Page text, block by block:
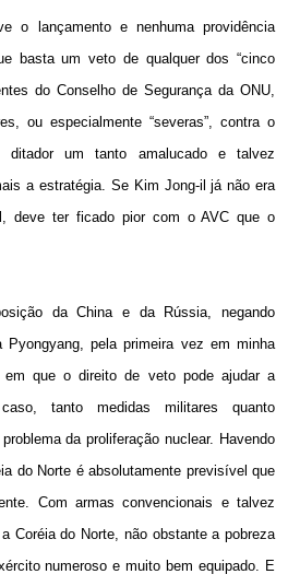
o lançamento e nenhuma providência
basta um veto de qualquer dos “cinco
do Conselho de Segurança da ONU,
ou especialmente “severas”, contra o
ditador um tanto amalucado e talvez
a estratégia. Se Kim Jong-il já não era
deve ter ficado pior com o AVC que o
da China e da Rússia, negando
Pyongyang, pela primeira vez em minha
em que o direito de veto pode ajudar a
tanto medidas militares quanto
da proliferação nuclear. Havendo
do Norte é absolutamente previsível que
Com armas convencionais e talvez
Coréia do Norte, não obstante a pobreza
numeroso e muito bem equipado. E